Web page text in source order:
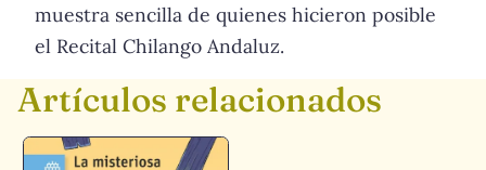
muestra sencilla de quienes hicieron posible
el Recital Chilango Andaluz.
Artículos relacionados